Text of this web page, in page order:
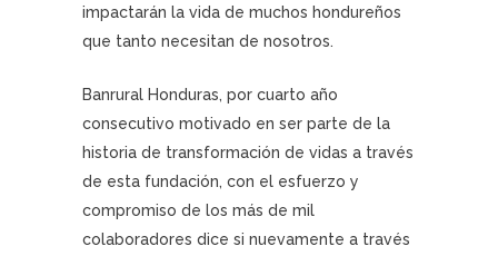
impactarán la vida de muchos hondureños
que tanto necesitan de nosotros.
Banrural Honduras, por cuarto año
consecutivo motivado en ser parte de la
historia de transformación de vidas a través
de esta fundación, con el esfuerzo y
compromiso de los más de mil
colaboradores dice si nuevamente a través